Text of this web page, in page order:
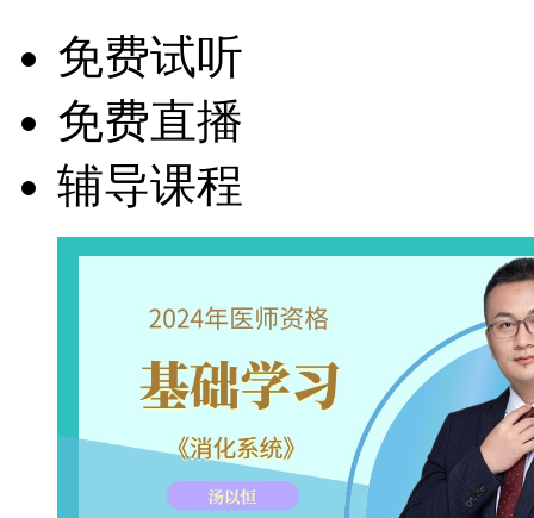
免费试听
免费直播
辅导课程